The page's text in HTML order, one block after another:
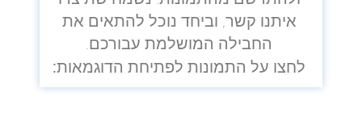
איתנו קשר, וביחד נוכל להתאים את
החבילה המושלמת עבורכם.
לחצו על התמונות לפתיחת הדוגמאות: